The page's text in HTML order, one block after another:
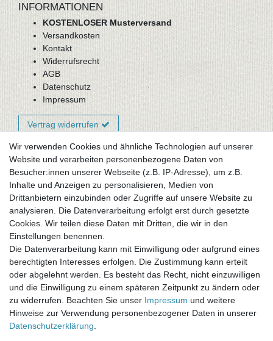
INFORMATIONEN
KOSTENLOSER Musterversand
Versandkosten
Kontakt
Widerrufsrecht
AGB
Datenschutz
Impressum
Vertrag widerrufen
Newsletter-Anmeldung
FAQ / Fragen
Mein Warenkorb
Mein Merkzettel
Mein Konto
UNSER LADENGESCHÄFT
Gottlieb-Daimler-Str. 10
33334 Gütersloh
ÖFFNUNGSZEITEN
Montag - Dienstag: 8.00 - 18.00 Uhr, Mittwoch Ruhetag,
Donnerstag: 8.00 - 18.00 Uhr, Freitag 8.00 - 14.00 Uhr
Wir verwenden Cookies und ähnliche Technologien auf unserer
Website und verarbeiten personenbezogene Daten von
Besucher:innen unserer Webseite (z.B. IP-Adresse), um z.B.
Inhalte und Anzeigen zu personalisieren, Medien von
Drittanbietern einzubinden oder Zugriffe auf unsere Website zu
analysieren. Die Datenverarbeitung erfolgt erst durch gesetzte
Cookies. Wir teilen diese Daten mit Dritten, die wir in den
Einstellungen benennen.
Die Datenverarbeitung kann mit Einwilligung oder aufgrund eines
berechtigten Interesses erfolgen. Die Zustimmung kann erteilt
oder abgelehnt werden. Es besteht das Recht, nicht einzuwilligen
und die Einwilligung zu einem späteren Zeitpunkt zu ändern oder
zu widerrufen. Beachten Sie unser Impressum und weitere
Hinweise zur Verwendung personenbezogener Daten in unserer
Daten­schutz­erklärung